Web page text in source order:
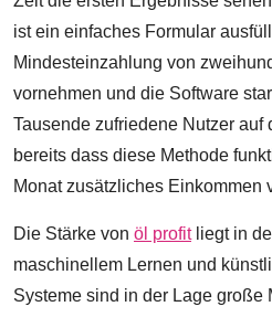
ist ein einfaches Formular
Mindesteinzahlung von
vornehmen und die Software
Tausende zufriedene Nutzer auf
bereits dass diese Methode
Monat zusätzliches Einkommen
Die Stärke von öl profitliegt in
maschinellem Lernen und
Systeme sind in der Lage große